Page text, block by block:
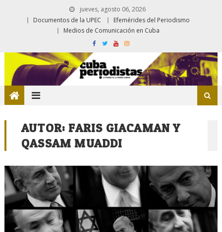
jueves, agosto 06, 2026
Documentos de la UPEC
Efemérides del Periodismo
Medios de Comunicación en Cuba
AUTOR:FARIS GIACAMAN Y
QASSAM MUADDI